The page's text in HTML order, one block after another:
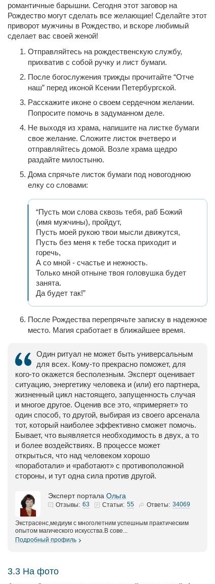
романтичные барышни. Сегодня этот заговор на
Рождество могут сделать все желающие! Сделайте этот
приворот мужчины в Рождество, и вскоре любимый
сделает вас своей женой!
Отправляйтесь на рождественскую службу,
прихватив с собой ручку и лист бумаги.
После богослужения трижды прочитайте “Отче
наш” перед иконой Ксении Петербургской.
Расскажите иконе о своем сердечном желании.
Попросите помочь в задуманном деле.
Не выходя из храма, напишите на листке бумаги
свое желание. Сложите листок вчетверо и
отправляйтесь домой. Возле храма щедро
раздайте милостыню.
Дома спрячьте листок бумаги под новогоднюю
елку со словами:
“Пусть мои слова сквозь тебя, раб Божий
(имя мужчины), пройдут,
Пусть моей рукою твои мысли движутся,
Пусть без меня к тебе тоска приходит и
горечь,
А со мной - счастье и нежность.
Только мной отныне твоя головушка будет
занята.
Да будет так!”
После Рождества перепрячьте записку в надежное
место. Магия сработает в ближайшее время.
Один ритуал не может быть универсальным
для всех. Кому-то прекрасно поможет, для
кого-то окажется бесполезным. Эксперт оценивает
ситуацию, энергетику человека и (или) его партнера,
жизненный цикл настоящего, запущенность случая
и многое другое. Оценив все это, «примеряет» то
один способ, то другой, выбирая из своего арсенала
тот, который наиболее эффективно сможет помочь.
Бывает, что выявляется необходимость в двух, а то
и более воздействиях. В процессе может
открыться, что над человеком хорошо
«поработали» и «работают» с противоположной
стороны, и тут одна сила против другой.
Эксперт портала Ольга
Отзывы: 63 Статьи: 55 Ответы: 34069
Экстрасенс,медиум с многолетним успешным практическим
опытом магического искусства.В сове...
Подробный профиль
3.3 На фото